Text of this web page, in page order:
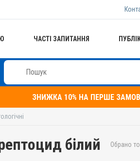
ЧАСТІ ЗАПИТАННЯ
ЗНИЖКА 10% НА ПЕРШЕ
білий Обрано